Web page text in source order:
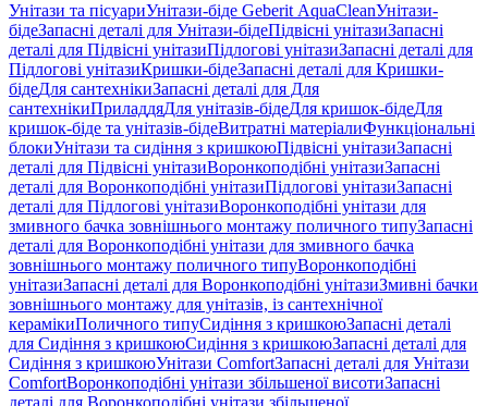
Унітази та пісуариУнітази-біде Geberit AquaCleanУнітази-
бідеЗапасні деталі для Унітази-бідеПідвісні унітазиЗапасні
деталі для Підвісні унітазиПідлогові унітазиЗапасні деталі для
Підлогові унітазиКришки-бідеЗапасні деталі для Кришки-
бідеДля сантехнікиЗапасні деталі для Для
сантехнікиПриладдяДля унітазів-бідеДля кришок-бідеДля
кришок-біде та унітазів-бідеВитратні матеріалиФункціональні
блокиУнітази та сидіння з кришкоюПідвісні унітазиЗапасні
деталі для Підвісні унітазиВоронкоподібні унітазиЗапасні
деталі для Воронкоподібні унітазиПідлогові унітазиЗапасні
деталі для Підлогові унітазиВоронкоподібні унітази для
змивного бачка зовнішнього монтажу поличного типуЗапасні
деталі для Воронкоподібні унітази для змивного бачка
зовнішнього монтажу поличного типуВоронкоподібні
унітазиЗапасні деталі для Воронкоподібні унітазиЗмивні бачки
зовнішнього монтажу для унітазів, із сантехнічної
керамікиПоличного типуСидіння з кришкоюЗапасні деталі
для Сидіння з кришкоюСидіння з кришкоюЗапасні деталі для
Сидіння з кришкоюУнітази ComfortЗапасні деталі для Унітази
ComfortВоронкоподібні унітази збільшеної висотиЗапасні
деталі для Воронкоподібні унітази збільшеної